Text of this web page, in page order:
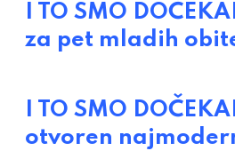
I TO SMO
za pet mladih
I TO SMO
otvoren